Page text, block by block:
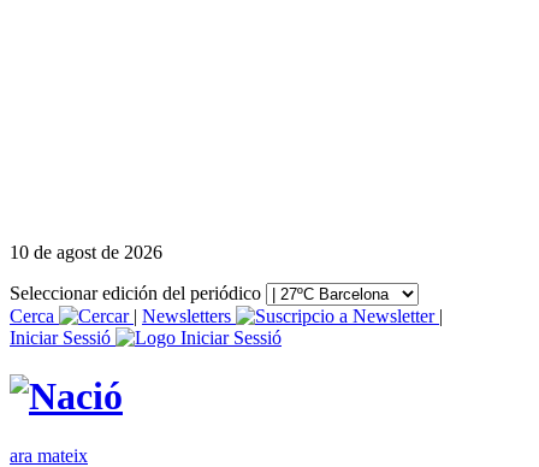
10 de agost de 2026
Seleccionar edición del periódico
Cerca
| Newsletters
|
Iniciar Sessió
ara mateix